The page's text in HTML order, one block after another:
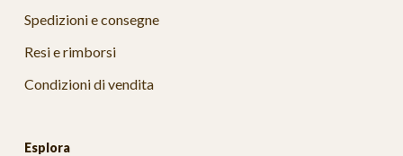
Spedizioni e consegne
Resi e rimborsi
Condizioni di vendita
Esplora